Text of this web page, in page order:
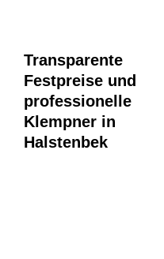
Transparente
Festpreise und
professionelle
Klempner in
Halstenbek